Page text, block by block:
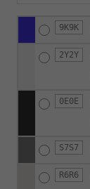
9K9K
2Y2Y
0E0E
S7S7
R6R6